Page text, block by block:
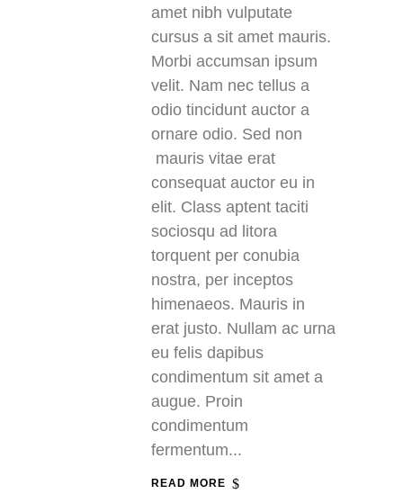
amet nibh vulputate
cursus a sit amet mauris.
Morbi accumsan ipsum
velit. Nam nec tellus a
odio tincidunt auctor a
ornare odio. Sed non
mauris vitae erat
consequat auctor eu in
elit. Class aptent taciti
sociosqu ad litora
torquent per conubia
nostra, per inceptos
himenaeos. Mauris in
erat justo. Nullam ac urna
eu felis dapibus
condimentum sit amet a
augue. Proin
condimentum
fermentum...
READ MORE